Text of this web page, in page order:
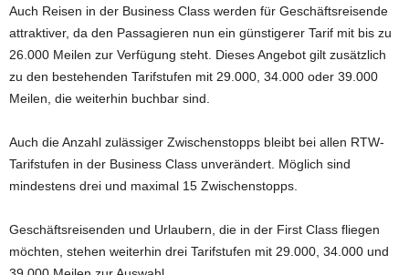
Auch Reisen in der Business Class werden für Geschäftsreisende
attraktiver, da den Passagieren nun ein günstigerer Tarif mit bis zu
26.000 Meilen zur Verfügung steht. Dieses Angebot gilt zusätzlich
zu den bestehenden Tarifstufen mit 29.000, 34.000 oder 39.000
Meilen, die weiterhin buchbar sind.
Auch die Anzahl zulässiger Zwischenstopps bleibt bei allen RTW-
Tarifstufen in der Business Class unverändert. Möglich sind
mindestens drei und maximal 15 Zwischenstopps.
Geschäftsreisenden und Urlaubern, die in der First Class fliegen
möchten, stehen weiterhin drei Tarifstufen mit 29.000, 34.000 und